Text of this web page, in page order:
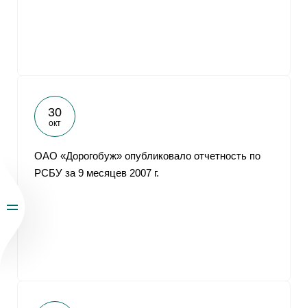
30
окт
ОАО «Дорогобуж» опубликовало отчетность по
РСБУ за 9 месяцев 2007 г.